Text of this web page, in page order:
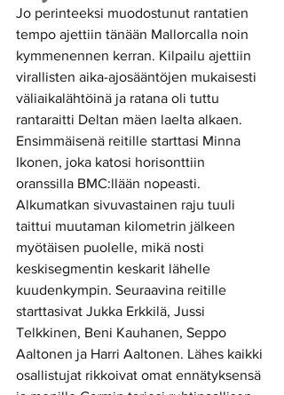
Jo perinteeksi muodostunut rantatien
tempo ajettiin tänään Mallorcalla noin
kymmenennen kerran. Kilpailu ajettiin
virallisten aika-ajosääntöjen mukaisesti
väliaikalähtöinä ja ratana oli tuttu
rantaraitti Deltan mäen laelta alkaen.
Ensimmäisenä reitille starttasi Minna
Ikonen, joka katosi horisonttiin
oranssilla BMC:llään nopeasti.
Alkumatkan sivuvastainen raju tuuli
taittui muutaman kilometrin jälkeen
myötäisen puolelle, mikä nosti
keskisegmentin keskarit lähelle
kuudenkympin. Seuraavina reitille
starttasivat Jukka Erkkilä, Jussi
Telkkinen, Beni Kauhanen, Seppo
Aaltonen ja Harri Aaltonen. Lähes kaikki
osallistujat rikkoivat omat ennätyksensä